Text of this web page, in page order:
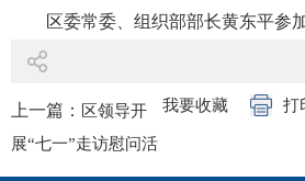
区委常委、组织部部长黄东平参
我要收藏 打
上一篇：
区领导开
展“七一”走访慰问活
动